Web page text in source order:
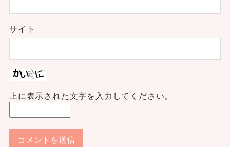
サイト
上に表示された文字を入力してください。